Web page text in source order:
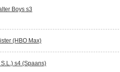
Boys s3
(HBO Max)
s4 (Spaans)